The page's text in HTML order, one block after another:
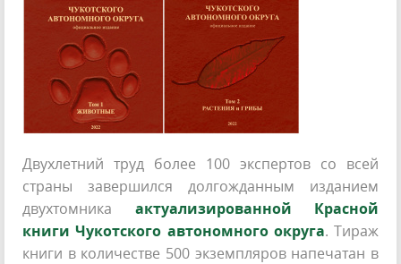
Двухлетний труд более 100 экспертов со всей
страны завершился долгожданным изданием
двухтомника актуализированной Красной
книги Чукотского автономного округа. Тираж
книги в количестве 500 экземпляров напечатан в